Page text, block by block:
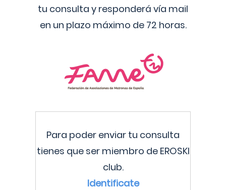
tu consulta y responderá vía mail
en un plazo máximo de 72 horas.
Para poder enviar tu consulta
tienes que ser miembro de EROSKI
club.
Identificate